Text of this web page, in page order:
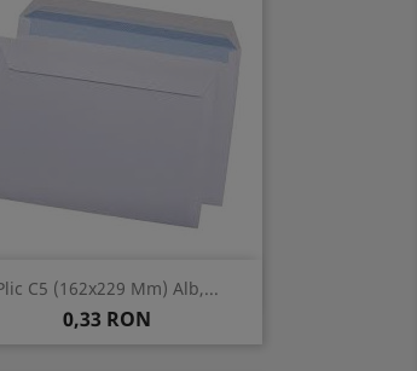
C5 (162x229 Mm) Alb,...
Pret
0,33 RON
Vizualizare rapida